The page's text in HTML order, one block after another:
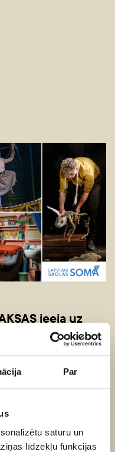
Par
saturu un
līdzekļu funkcijas
ieeja uz